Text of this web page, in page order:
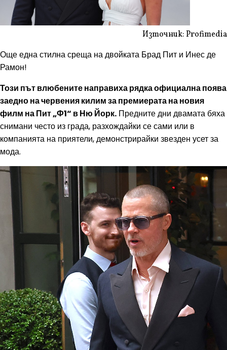
Източник: Profimedia
Още една стилна среща на двойката Брад Пит и Инес де
Рамон!
Този път влюбените направиха рядка официална поява
заедно на червения килим за премиерата на новия
филм на Пит „Ф1“ в Ню Йорк. Предните дни двамата бяха
снимани често из града, разхождайки се сами или в
компанията на приятели, демонстрирайки звезден усет за
мода.